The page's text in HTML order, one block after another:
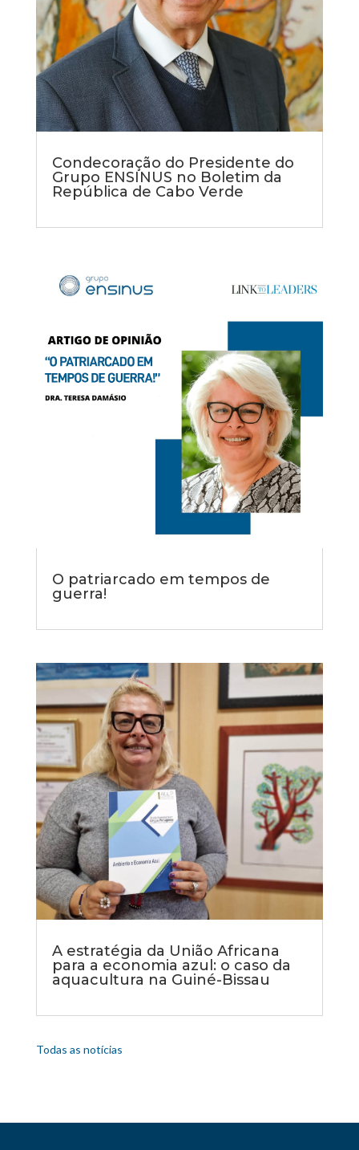
Condecoração do Presidente do
Grupo ENSINUS no Boletim da
República de Cabo Verde
O patriarcado em tempos de
guerra!
A estratégia da União Africana
para a economia azul: o caso da
aquacultura na Guiné-Bissau
Todas as notícias